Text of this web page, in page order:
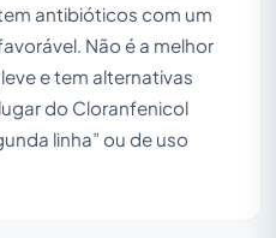
antibióticos com um
Não é a melhor
e tem alternativas
do Cloranfenicol
linha” ou de uso